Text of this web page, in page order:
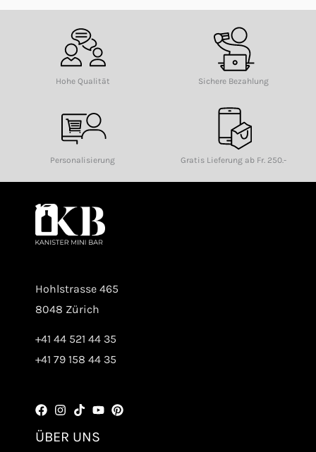
Hohe Qualität Sichere Bezahlung
Personalisierung Gratis Lieferung ab Fr. 250.-
Hohlstrasse 465
8048 Zürich
+41 44 521 44 35
+41 79 158 44 35
ÜBER UNS